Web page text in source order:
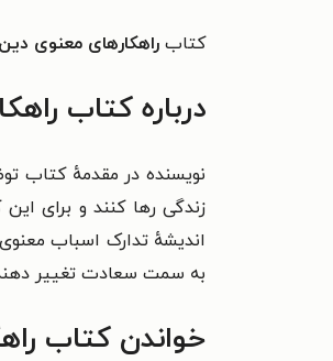
کتاب راهکارهای معنوی
درباره کتاب
نویسنده در مقدمهٔ کتاب
زندگی رها کنند و برای
اندیشهٔ تدارک اسباب
به سمت سعادت تغییر
خواندن کتاب